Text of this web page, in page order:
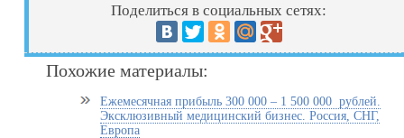
Поделиться в социальных сетях:
Похожие материалы:
Ежемесячная прибыль 300 000 – 1 500 000 рублей.
Эксклюзивный медицинский бизнес. Россия, СНГ,
Европа